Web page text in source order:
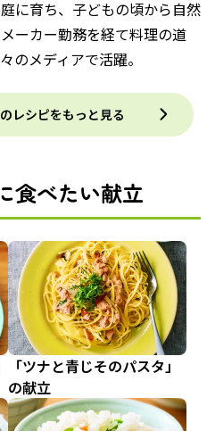
に育ち、子どもの頃から自然
ーカー勤務を経て料理の道
のメディアで活躍。
レシピをもっと見る
食べたい献立
「ツナと青じそのパスタ」
の献立